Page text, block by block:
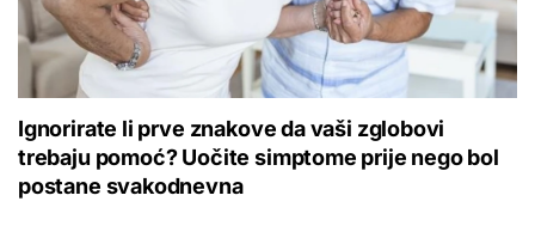
Ignorirate li prve znakove da vaši zglobovi
trebaju pomoć? Uočite simptome prije nego bol
postane svakodnevna